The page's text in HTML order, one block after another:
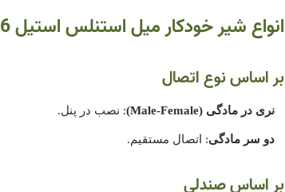
انواع شیر خودکار میل استنلس استیل 316 NPT 6000 PSI
بر اساس نوع اتصال
نری در مادگی (Male-Female) : نصب در پنل.
دو سر مادگی: اتصال مستقیم.
بر اساس صندلی